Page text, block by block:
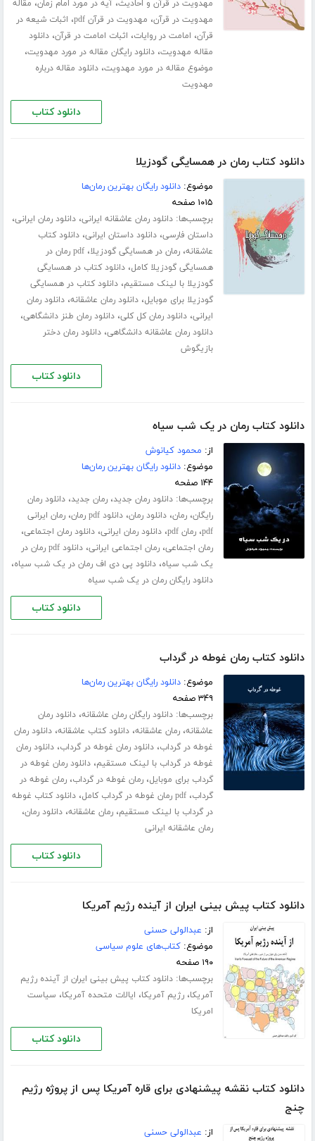
مهدویت در قرآن و احادیث، آیه در مورد امام زمان، مقاله
مهدویت در قرآن، مهدویت در قرآن pdf ، اثبات شیعه در
قرآن، امامت در روایات، اثبات امامت در قرآن،دانلود
مقاله مهدویت،دانلود رایگان مقاله در مورد مهدویت،
موضوع مقاله در مورد مهدویت،دانلود مقاله درباره
مهدویت
دانلود کتاب
دانلود کتاب رمان در همسایگی گودزیلا
موضوع:دانلود رایگان بهترین رمان‌ها
۱۰۱۵ صفحه
برچسب‌ها:دانلود رمان عاشقانه ایرانی،دانلود رمان ایرانی،
داستان فارسی،دانلود داستان ایرانی،دانلود کتاب
عاشقانه،رمان در همسایگی گودزیلا،
pdf رمان در
همسایگی گودزیلا کامل،دانلود کتاب در همسایگی
گودزیلا با لینک مستقیم،دانلود کتاب در همسایگی
گودزیلا برای موبایل،دانلود رمان عاشقانه،دانلود رمان
ایرانی،دانلود رمان کل کلی،دانلود رمان طنز دانشگاهی،
دانلود رمان عاشقانه دانشگاهی،دانلود رمان دختر
بازیگوش
دانلود کتاب
دانلود کتاب رمان در یک شب سیاه
از: محمود کیانوش
موضوع:دانلود رایگان بهترین رمان‌ها
۱۴۴ صفحه
برچسب‌ها:دانلود رمان جدید،رمان جدید،دانلود رمان
رایگان،رمان،دانلود رمان،دانلود pdf رمان ،رمان ایرانی
pdf،رمان pdf ،دانلود رمان ایرانی،دانلود رمان اجتماعی،
رمان اجتماعی،رمان اجتماعی ایرانی،
دانلود pdf رمان در
یک شب سیاه،دانلود پی دی اف رمان در یک شب سیاه،
دانلود رایگان رمان در یک شب سیاه
دانلود کتاب
دانلود کتاب رمان غوطه در گرداب
موضوع:دانلود رایگان بهترین رمان‌ها
۳۴۹ صفحه
برچسب‌ها:دانلود رایگان رمان عاشقانه،دانلود رمان
عاشقانه،رمان عاشقانه،دانلود کتاب عاشقانه،دانلود رمان
غوطه در گرداب،دانلود رمان غوطه در گرداب،دانلود رمان
غوطه در گرداب با لینک مستقیم،دانلود رمان غوطه در
گرداب برای موبایل،رمان غوطه در گرداب،رمان غوطه در
گرداب،pdf رمان غوطه در گرداب کامل ،دانلود کتاب غوطه
در گرداب با لینک مستقیم،رمان عاشقانه،دانلود رمان،
رمان عاشقانه ایرانی
دانلود کتاب
دانلود کتاب پیش بینی ایران از آینده رژیم آمریکا
از: عبدالولی حسنی
موضوع:کتاب‌های علوم سیاسی
۱۹۰ صفحه
برچسب‌ها:دانلود کتاب پیش بینی ایران از آینده رژیم
آمریکا،رژیم آمریکا، ایالات متحده آمریکا، سیاست
امریکا
دانلود کتاب
دانلود کتاب نقشه پیشنهادی برای قاره آمریکا پس از پروژه رژیم
چنج
از: عبدالولی حسنی